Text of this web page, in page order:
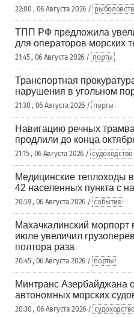
22:00 , 06 Августа 2026 /
ТПП РФ предложила
для операторов морских
21:45 , 06 Августа 2026 / порты
Транспортная
нарушения в угольном
21:30 , 06 Августа 2026 / порты
Навигацию речных
продлили до конца
21:15 , 06 Августа 2026 / судоходство
Медицинские теплоходы
42 населенных пункта с
20:59 , 06 Августа 2026 / события
Махачкалинский морпорт
июле увеличил
полтора раза
20:45 , 06 Августа 2026 / порты
Минтранс Азербайджана
автономных морских
20:30 , 06 Августа 2026 /